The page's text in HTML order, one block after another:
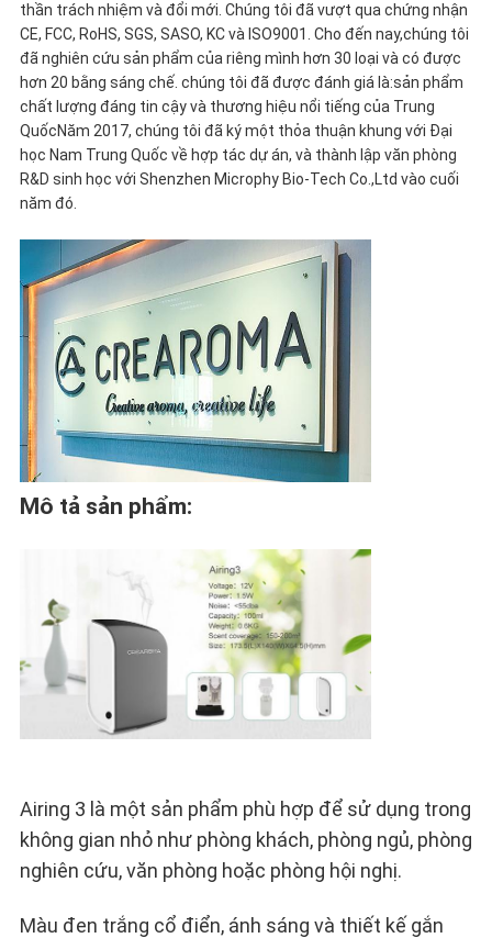
LIÊN
HỆ
CHÚNG
TÔI
TIN
TỨC
YÊU
CẦU
BÁO
ĐỒ
TRANG
CHÍNH
SÁCH
thần trách nhiệm và đổi mới. Chúng tôi đã vượt qua chứng nhận
CE, FCC, RoHS, SGS, SASO, KC và ISO9001. Cho đến nay,chúng tôi
đã nghiên cứu sản phẩm của riêng mình hơn 30 loại và có được
hơn 20 bằng sáng chế. chúng tôi đã được đánh giá là:sản phẩm
chất lượng đáng tin cậy và thương hiệu nổi tiếng của Trung
QuốcNăm 2017, chúng tôi đã ký một thỏa thuận khung với Đại
học Nam Trung Quốc về hợp tác dự án, và thành lập văn phòng
R&D sinh học với Shenzhen Microphy Bio-Tech Co.,Ltd vào cuối
năm đó.
Mô tả sản phẩm:
Airing 3 là một sản phẩm phù hợp để sử dụng trong
không gian nhỏ như phòng khách, phòng ngủ, phòng
nghiên cứu, văn phòng hoặc phòng hội nghị.
Màu đen trắng cổ điển, ánh sáng và thiết kế gắn